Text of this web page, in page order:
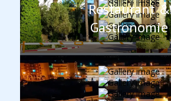
Restaurant &
Gastronomie